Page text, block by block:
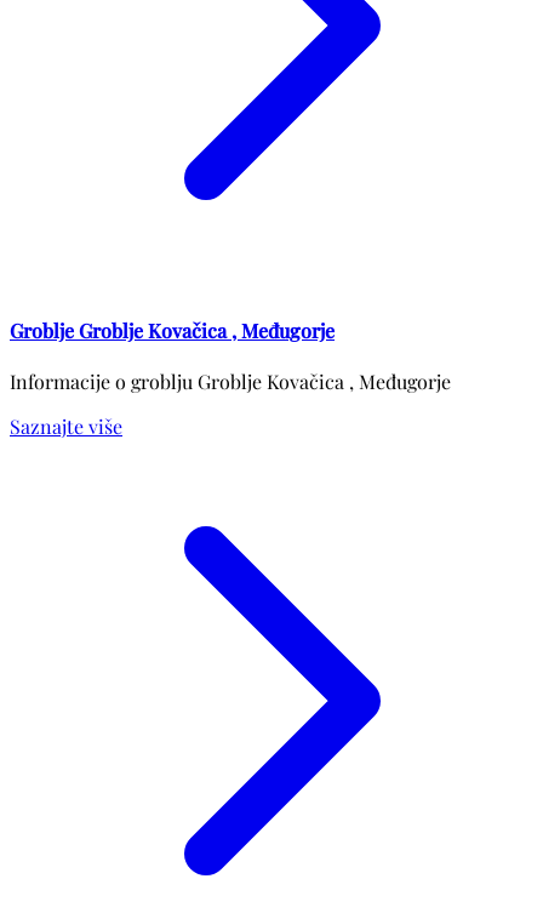
Groblje Groblje Kovačica , Međugorje
Informacije o groblju Groblje Kovačica , Međugorje
Saznajte više